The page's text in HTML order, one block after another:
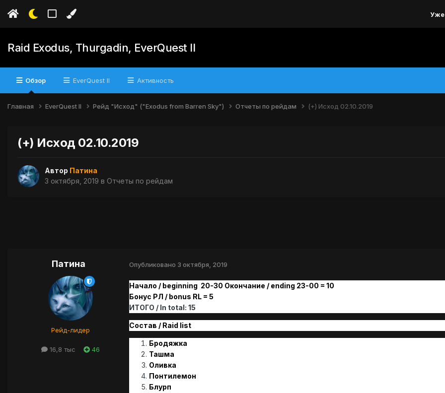
Уже
Raid Exodus, Thurgadin, EverQuest II
Обзор EverQuest II Активность
Главная EverQuest II Рейд "Исход" ("Exodus from Barren Sky") Отчеты по рейдам (+) Исход 02.10.2019
(+) Исход 02.10.2019
Автор Патина
3 октября, 2019 в Отчеты по рейдам
Патина
Рейд-лидер
16,8 тыс 46
Опубликовано 3 октября, 2019
Начало / beginning 20-30 Окончание / ending 23-00 = 10
Бонус РЛ / bonus RL = 5
ИТОГО / In total: 15
Состав / Raid list
Бродяжка
Ташма
Оливка
Понтилемон
Блурп